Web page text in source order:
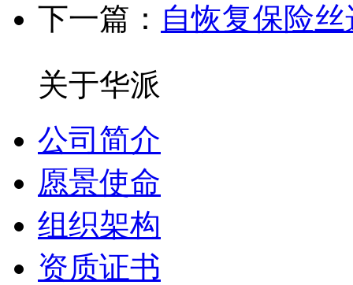
下一篇： 自恢复保险
关于华派
公司简介
愿景使命
组织架构
资质证书